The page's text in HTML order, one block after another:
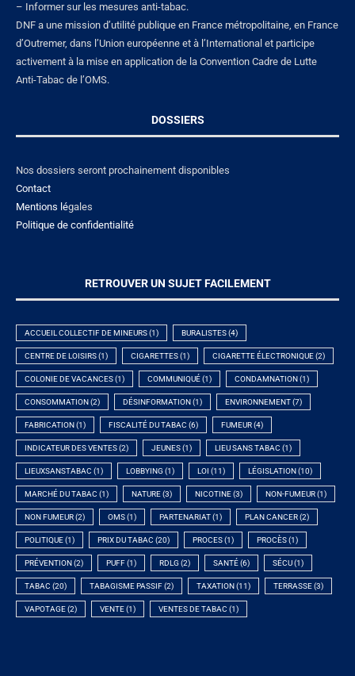
– Informer sur les mesures anti-tabac.
DNF a une mission d’utilité publique en France métropolitaine, en France
d’Outremer, dans l’Union européenne et à l’International et participe
activement à la mise en application de la Convention Cadre de Lutte
Anti-Tabac de l’OMS.
DOSSIERS
Nos dossiers seront prochainement disponibles
Contact
Mentions légales
Politique de confidentialité
RETROUVER UN SUJET FACILEMENT
ACCUEIL COLLECTIF DE MINEURS(1) BURALISTES(4)
CENTRE DE LOISIRS(1) CIGARETTES(1) CIGARETTE ÉLECTRONIQUE(2)
COLONIE DE VACANCES(1) COMMUNIQUÉ(1) CONDAMNATION (1)
CONSOMMATION (2) DÉSINFORMATION (1) ENVIRONNEMENT(7)
FABRICATION (1) FISCALITÉ DU TABAC (6) FUMEUR(4)
INDICATEUR DES VENTES(2) JEUNES(1) LIEU SANS TABAC (1)
LIEUXSANSTABAC (1) LOBBYING (1) LOI (11) LÉGISLATION (10)
MARCHÉ DU TABAC (1) NATURE(3) NICOTINE(3) NON-FUMEUR(1)
NON FUMEUR(2) OMS(1) PARTENARIAT(1) PLAN CANCER(2)
POLITIQUE(1) PRIX DU TABAC (20) PROCES(1) PROCÈS(1)
PRÉVENTION (2) PUFF(1) RDLG (2) SANTÉ(6) SÉCU(1)
TABAC (20) TABAGISME PASSIF(2) TAXATION (11) TERRASSE(3)
VAPOTAGE(2) VENTE(1) VENTES DE TABAC (1)